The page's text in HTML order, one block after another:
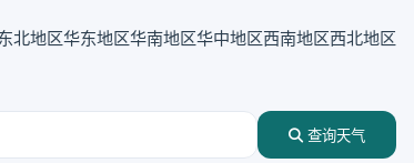
北地区华东地区华南地区华中地区西南地区西北地区
查询天气